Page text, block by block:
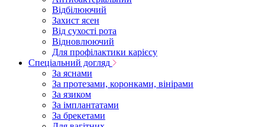
Відбілюючий
Захист ясен
Від сухості рота
Відновлюючий
Для профілактики карієсу
Спеціальний догляд
За яснами
За протезами, коронками, вінірами
За язиком
За імплантатами
За брекетами